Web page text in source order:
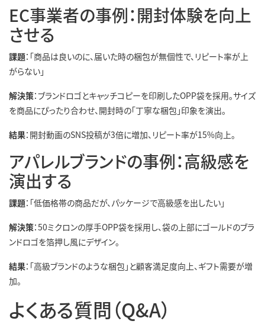
EC事業者の事例：開封体験を向上
させる
課題：「商品は良いのに、届いた時の梱包が無個性で、リピート率が上
がらない」
解決策：ブランドロゴとキャッチコピーを印刷したOPP袋を採用。サイズ
を商品にぴったり合わせ、開封時の「丁寧な梱包」印象を演出。
結果：開封動画のSNS投稿が3倍に増加、リピート率が15%向上。
アパレルブランドの事例：高級感を
演出する
課題：「低価格帯の商品だが、パッケージで高級感を出したい」
解決策：50ミクロンの厚手OPP袋を採用し、袋の上部にゴールドのブラ
ンドロゴを箔押し風にデザイン。
結果：「高級ブランドのような梱包」と顧客満足度向上、ギフト需要が増
加。
よくある質問（Q&A）